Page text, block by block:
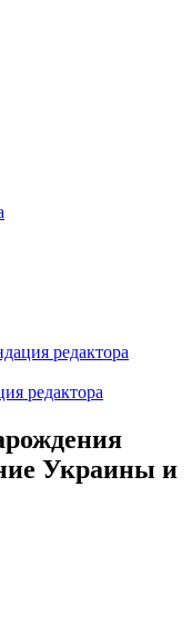
редактора
редактора
Украины и